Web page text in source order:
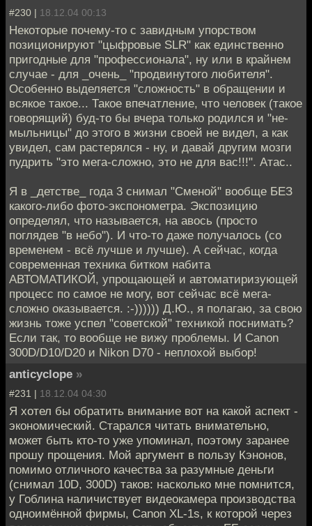
#230 | 18.12.04 00:13
Некоторые почему-то с завидным упорством
позиционируют "цыфровые SLR" как единственно
пригодные для "профессионала", ну или в крайнем
случае - для _очень_ "продвинутого любителя".
Особенно выделяется "сложность" в обращении и
всякое такое... Такое впечатление, что человек (такое
говорящий) буд-то бы вчера только родился и "не-
мыльницы" до этого в жизни своей не видел, а как
увидел, сам растерялся - ну, и давай другим мозги
пудрить "это мега-сложно, это не для вас!!!". Атас..
Я в _детстве_ года 3 снимал "Сменой" вообще БЕЗ
какого-либо фото-экспонометра. Экспозицию
определял, что называется, на авось (просто
поглядев "в небо"). И что-то даже получалось (со
временем - всё лучше и лучше). А сейчас, когда
современная техника битком набита
АВТОМАТИКОЙ, упрощающей и автоматиризующей
процесс по самое не могу, вот сейчас всё мега-
сложно оказывается. :-)))))) Д.Ю., я полагаю, за свою
жизнь тоже успел "советской" техникой поснимать?
Если так, то вообще не вижу проблемы. И Canon
300D/D10/D20 и Nikon D70 - неплохой выбор!
anticyclope »
#231 | 18.12.04 04:30
Я хотел бы обратить внимание вот на какой аспект -
экономический. Старался читать внимательно,
может быть кто-то уже упоминал, поэтому заранее
прошу прощения. Мой аргумент в пользу Кэнонов,
помимо отличного качества за разумные деньги
(снимал 10D, 300D) таков: насколько мне помнится,
у Гоблина наличиствует видеокамера производства
одноимённой фирмы, Canon XL-1s, к которой через